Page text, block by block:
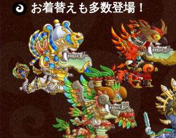
お着替えも多数登場！